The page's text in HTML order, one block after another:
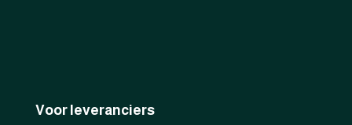
Voor leveranciers